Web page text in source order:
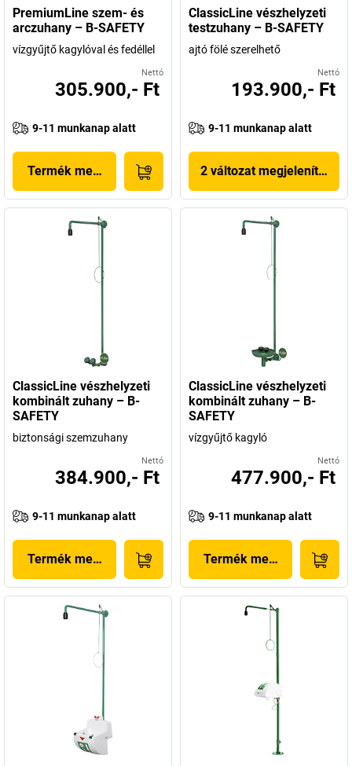
PremiumLine szem- és
arczuhany – B-SAFETY
vízgyűjtő kagylóval és fedéllel
Nettó
305.900,- Ft
9-11 munkanap alatt
Termék megjelenítése
ClassicLine vészhelyzeti
testzuhany – B-SAFETY
ajtó fölé szerelhető
Nettó
193.900,- Ft
9-11 munkanap alatt
2 változat megjelenítése
ClassicLine vészhelyzeti
kombinált zuhany – B-
SAFETY
biztonsági szemzuhany
Nettó
384.900,- Ft
9-11 munkanap alatt
Termék megjelenítése
ClassicLine vészhelyzeti
kombinált zuhany – B-
SAFETY
vízgyűjtő kagyló
Nettó
477.900,- Ft
9-11 munkanap alatt
Termék megjelenítése